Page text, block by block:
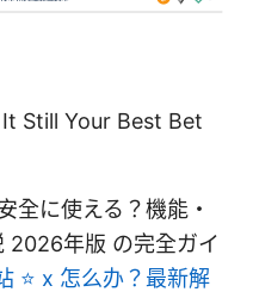
Still Your Best Bet
全に使える？機能・
2026年版 の完全ガイ
⭐ x 怎么办？最新解